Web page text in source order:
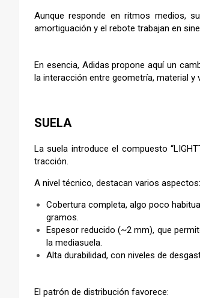
Aunque responde en ritmos medios,
amortiguación y el rebote trabajan en
En esencia, Adidas propone aquí un
la interacción entre geometría, material y
SUELA
La suela introduce el compuesto
tracción.
A nivel técnico, destacan varios aspectos:
Cobertura completa, algo poco
gramos.
Espesor reducido (~2 mm), que
la mediasuela.
Alta durabilidad, con niveles de
El patrón de distribución favorece: